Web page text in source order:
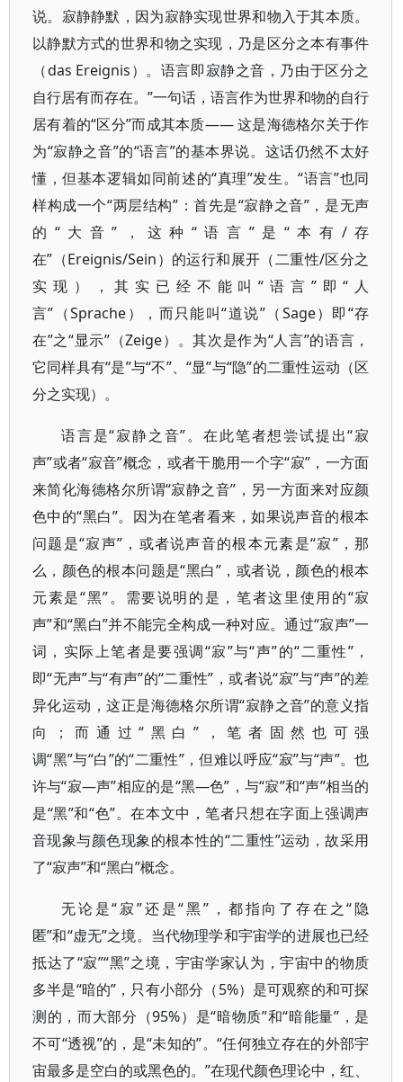
说。寂静静默，因为寂静实现世界和物入于其本质。
以静默方式的世界和物之实现，乃是区分之本有事件
（das Ereignis）。语言即寂静之音，乃由于区分之
自行居有而存在。”一句话，语言作为世界和物的自行
居有着的“区分”而成其本质—— 这是海德格尔关于作
为“寂静之音”的“语言”的基本界说。这话仍然不太好
懂，但基本逻辑如同前述的“真理”发生。“语言”也同
样构成一个“两层结构”：首先是“寂静之音”，是无声
的“大音”，这种“语言”是“本有/存
在”（Ereignis/Sein）的运行和展开（二重性/区分之
实现），其实已经不能叫“语言”即“人
言”（Sprache），而只能叫“道说”（Sage）即“存
在”之“显示”（Zeige）。其次是作为“人言”的语言，
它同样具有“是”与“不”、“显”与“隐”的二重性运动（区
分之实现）。
语言是“寂静之音”。在此笔者想尝试提出“寂
声”或者“寂音”概念，或者干脆用一个字“寂”，一方面
来简化海德格尔所谓“寂静之音”，另一方面来对应颜
色中的“黑白”。因为在笔者看来，如果说声音的根本
问题是“寂声”，或者说声音的根本元素是“寂”，那
么，颜色的根本问题是“黑白”，或者说，颜色的根本
元素是“黑”。需要说明的是，笔者这里使用的“寂
声”和“黑白”并不能完全构成一种对应。通过“寂声”一
词，实际上笔者是要强调“寂”与“声”的“二重性”，
即“无声”与“有声”的“二重性”，或者说“寂”与“声”的差
异化运动，这正是海德格尔所谓“寂静之音”的意义指
向；而通过“黑白”，笔者固然也可强
调“黑”与“白”的“二重性”，但难以呼应“寂”与“声”。也
许与“寂—声”相应的是“黑—色”，与“寂”和“声”相当的
是“黑”和“色”。在本文中，笔者只想在字面上强调声
音现象与颜色现象的根本性的“二重性”运动，故采用
了“寂声”和“黑白”概念。
无论是“寂”还是“黑”，都指向了存在之“隐
匿”和“虚无”之境。当代物理学和宇宙学的进展也已经
抵达了“寂”“黑”之境，宇宙学家认为，宇宙中的物质
多半是“暗的”，只有小部分（5%）是可观察的和可探
测的，而大部分（95%）是“暗物质”和“暗能量”，是
不可“透视”的，是“未知的”。“任何独立存在的外部宇
宙最多是空白的或黑色的。”在现代颜色理论中，红、